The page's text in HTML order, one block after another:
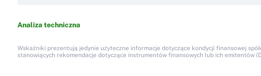
Analiza techniczna
Wskaźniki prezentują jedynie użyteczne informacje dotyczące kondycji finansowej
stanowiących rekomendacje dotyczące instrumentów finansowych lub ich emitentów